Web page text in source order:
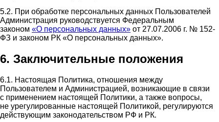
5.2. При обработке персональных данных Пользователей
Администрация руководствуется Федеральным
законом «О персональных данных» от 27.07.2006 г. № 152-
ФЗ и законом РК «О персональных данных».
6. Заключительные положения
6.1. Настоящая Политика, отношения между
Пользователем и Администрацией, возникающие в связи
с применением настоящей Политики, а также вопросы,
не урегулированные настоящей Политикой, регулируются
действующим законодательством РФ и РК.